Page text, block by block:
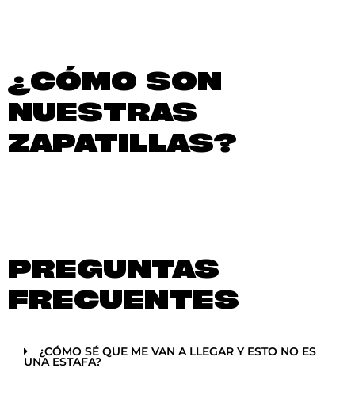
¿CÓMO SON
NUESTRAS
ZAPATILLAS?
PREGUNTAS
FRECUENTES
¿CÓMO SÉ QUE ME VAN A LLEGAR Y ESTO NO ES
UNA ESTAFA?